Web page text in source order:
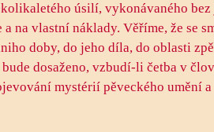
úsilí, vykonávaného
na vlastní náklady. Věříme, že se
doby, do jeho díla, do oblasti
dosaženo, vzbudí-li četba v
mystérií pěveckého umění a